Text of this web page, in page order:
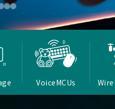
VoiceMCUs